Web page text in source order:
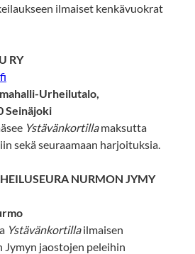
ilmaiset kenkävuokrat
RY
Urheilutalo,
Seinäjoki
Ystävänkortillamaksutta
sekä seuraamaan harjoituksia.
NURMON JYMY
Ystävänkortillailmaisen
Jymyn jaostojen peleihin